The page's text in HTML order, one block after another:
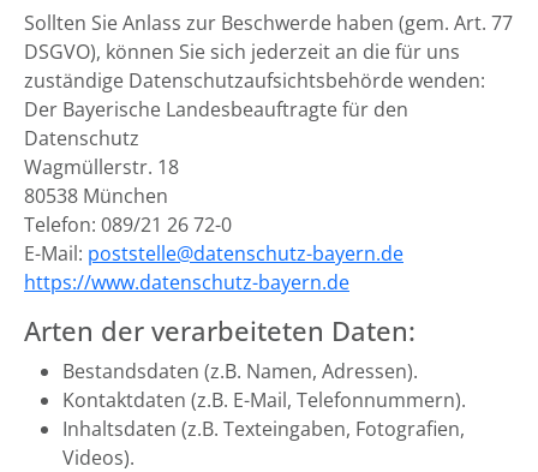
Sollten Sie Anlass zur Beschwerde haben (gem. Art. 77
DSGVO), können Sie sich jederzeit an die für uns
zuständige Datenschutzaufsichtsbehörde wenden:
Der Bayerische Landesbeauftragte für den
Datenschutz
Wagmüllerstr. 18
80538 München
Telefon: 089/21 26 72-0
E-Mail: poststelle@datenschutz-bayern.de
https://www.datenschutz-bayern.de
Arten der verarbeiteten Daten:
Bestandsdaten (z.B. Namen, Adressen).
Kontaktdaten (z.B. E-Mail, Telefonnummern).
Inhaltsdaten (z.B. Texteingaben, Fotografien,
Videos).